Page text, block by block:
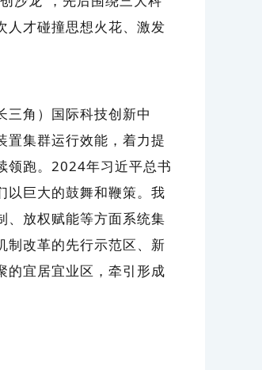
人才碰撞思想火花、激发
角）国际科技创新中
置集群运行效能，着力提
领跑。2024年习近平总书
以巨大的鼓舞和鞭策。我
、放权赋能等方面系统集
制改革的先行示范区、新
的宜居宜业区，牵引形成